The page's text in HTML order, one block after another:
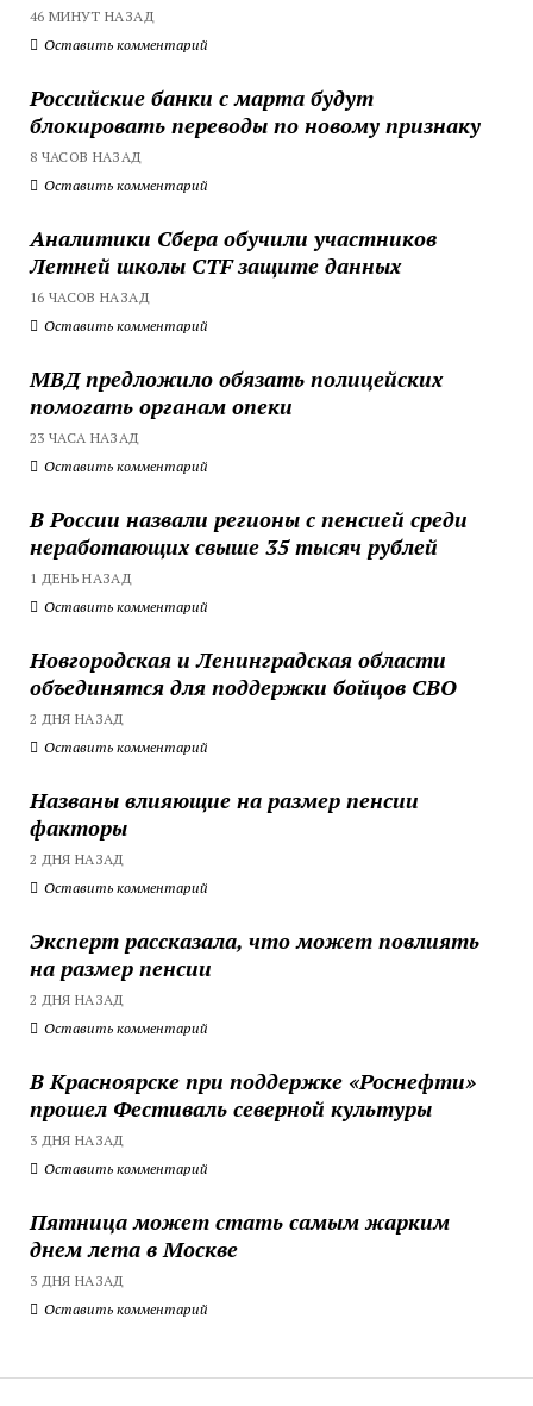
46 МИНУТ НАЗАД
Оставить комментарий
Российские банки с марта будут
блокировать переводы по новому признаку
8 ЧАСОВ НАЗАД
Оставить комментарий
Аналитики Сбера обучили участников
Летней школы CTF защите данных
16 ЧАСОВ НАЗАД
Оставить комментарий
МВД предложило обязать полицейских
помогать органам опеки
23 ЧАСА НАЗАД
Оставить комментарий
В России назвали регионы с пенсией среди
неработающих свыше 35 тысяч рублей
1 ДЕНЬ НАЗАД
Оставить комментарий
Новгородская и Ленинградская области
объединятся для поддержки бойцов СВО
2 ДНЯ НАЗАД
Оставить комментарий
Названы влияющие на размер пенсии
факторы
2 ДНЯ НАЗАД
Оставить комментарий
Эксперт рассказала, что может повлиять
на размер пенсии
2 ДНЯ НАЗАД
Оставить комментарий
В Красноярске при поддержке «Роснефти»
прошел Фестиваль северной культуры
3 ДНЯ НАЗАД
Оставить комментарий
Пятница может стать самым жарким
днем лета в Москве
3 ДНЯ НАЗАД
Оставить комментарий